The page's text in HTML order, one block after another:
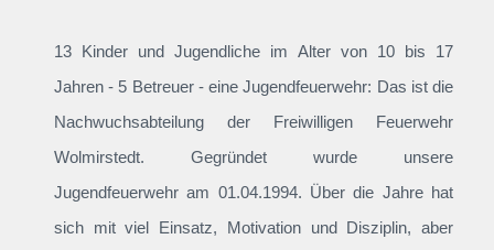
13 Kinder und Jugendliche im Alter von 10 bis 17
Jahren - 5 Betreuer - eine Jugendfeuerwehr: Das ist die
Nachwuchsabteilung der Freiwilligen Feuerwehr
Wolmirstedt. Gegründet wurde unsere
Jugendfeuerwehr am 01.04.1994. Über die Jahre hat
sich mit viel Einsatz, Motivation und Disziplin, aber